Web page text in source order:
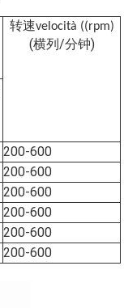
转速velocità ((rpm)
(横列/分钟)
200-600
200-600
200-600
200-600
200-600
200-600